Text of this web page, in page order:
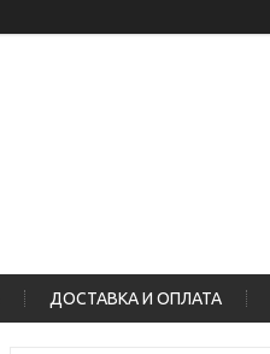
ДОСТАВКА И ОПЛАТА